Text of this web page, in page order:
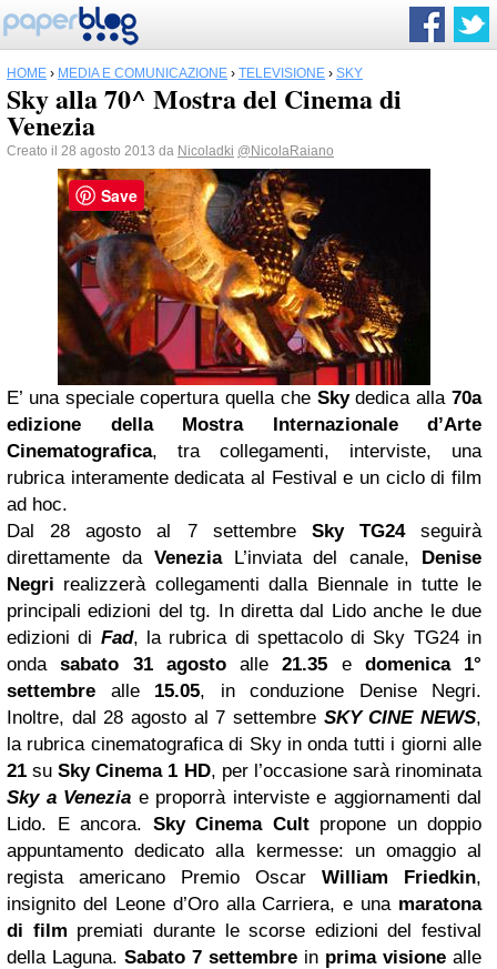
HOME › MEDIA E COMUNICAZIONE › TELEVISIONE › SKY
Sky alla 70^ Mostra del Cinema di
Venezia
Creato il 28 agosto 2013 da Nicoladki @NicolaRaiano
E’ una speciale copertura quella che Skydedica alla70a
edizione della Mostra Internazionale d’Arte
Cinematografica, tra collegamenti, interviste, una
rubrica interamente dedicata al Festival e un ciclo di film
ad hoc.
Dal 28 agosto al 7 settembre SkyTG24seguirà
direttamente da VeneziaL’inviata del canale, Denise
Negri realizzerà collegamenti dalla Biennale in tutte le
principali edizioni del tg. In diretta dal Lido anche le due
edizioni di Fad, la rubrica di spettacolo di Sky TG24 in
ondasabato 31 agostoalle21.35 e domenica 1°
settembre alle 15.05, in conduzione Denise Negri.
Inoltre, dal 28 agosto al 7 settembre SKY CINE NEWS,
la rubrica cinematografica di Sky in onda tutti i giorni alle
21 suSky Cinema 1 HD, per l’occasione sarà rinominata
Sky a Venezia e proporrà interviste e aggiornamenti dal
Lido. E ancora. Sky Cinema Cultpropone un doppio
appuntamento dedicato alla kermesse: un omaggio al
regista americano Premio Oscar William Friedkin,
insignito del Leone d’Oro alla Carriera, e una maratona
di film premiati durante le scorse edizioni del festival
della Laguna. Sabato 7 settembre in prima visione alle
Save